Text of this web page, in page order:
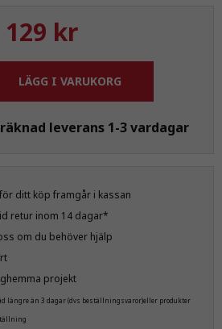
129 kr
LÄGG I VARUKORG
leverans 1-3 vardagar
ditt köp framgår i kassan
retur inom 14 dagar*
om du behöver hjälp
projekt
längre än 3 dagar (dvs beställningsvaror)eller produkter